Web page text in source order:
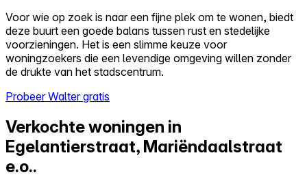
Voor wie op zoek is naar een fijne plek om te wonen, biedt
deze buurt een goede balans tussen rust en stedelijke
voorzieningen. Het is een slimme keuze voor
woningzoekers die een levendige omgeving willen zonder
de drukte van het stadscentrum.
Probeer Walter gratis
Verkochte woningen in
Egelantierstraat, Mariëndaalstraat
e.o..